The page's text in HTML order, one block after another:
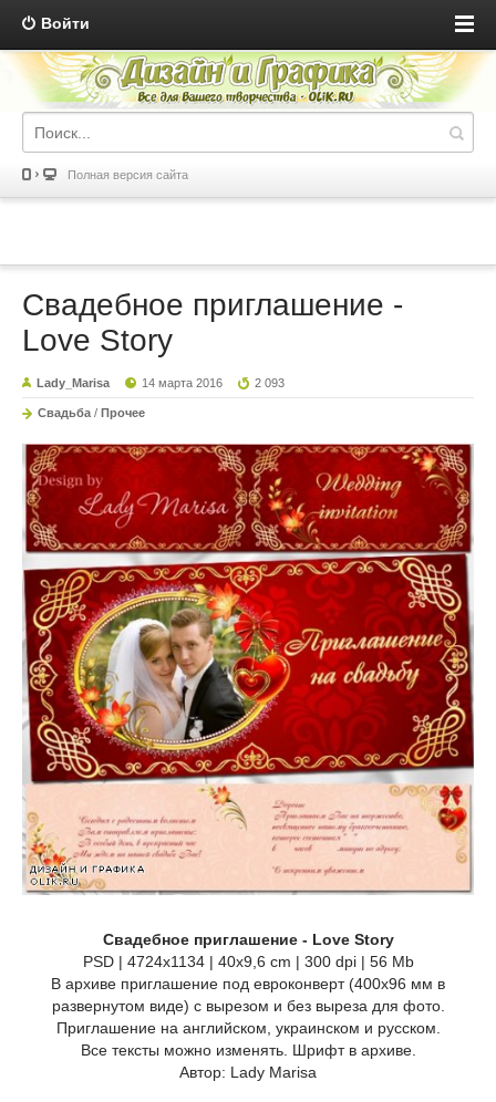
Войти
Полная версия сайта
Свадебное приглашение -
Love Story
Lady_Marisa 14 марта 2016 2 093
Свадьба / Прочее
Свадебное приглашение - Love Story
PSD | 4724x1134 | 40х9,6 cm | 300 dpi | 56 Mb
В архиве приглашение под евроконверт (400х96 мм в
развернутом виде) с вырезом и без выреза для фото.
Приглашение на английском, украинском и русском.
Все тексты можно изменять. Шрифт в архиве.
Автор: Lady Marisa